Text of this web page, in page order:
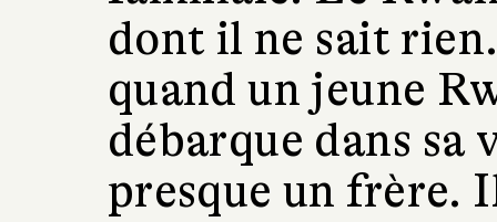
dont il ne sait rien.
quand un jeune
débarque dans
presque un frère.